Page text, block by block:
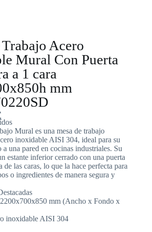
Acero
Mural Con Puerta
a 1 cara
mm
Mural es una mesa de trabajo
inoxidable AISI 304, ideal para su
una pared en cocinas industriales. Su
estante inferior cerrado con una puerta
de las caras, lo que la hace perfecta para
o ingredientes de manera segura y
mm (Ancho x Fondo x
inoxidable AISI 304